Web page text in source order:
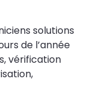
solutions
de l’année
vérification